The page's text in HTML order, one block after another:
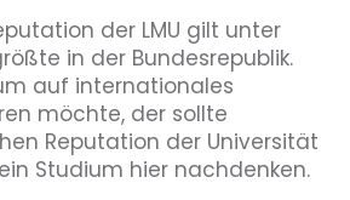
der LMU gilt unter
in der Bundesrepublik.
auf internationales
möchte, der sollte
Reputation der Universität
Studium hier nachdenken.